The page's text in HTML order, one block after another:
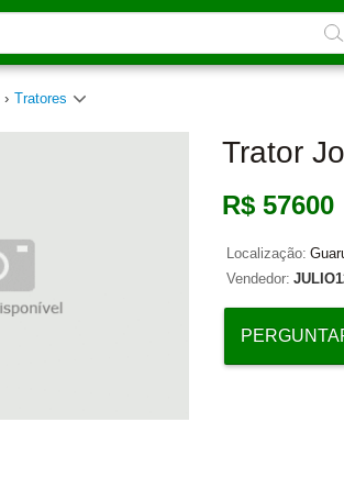
› Tratores
Trator
R$ 57600
Localização:
Vendedor: